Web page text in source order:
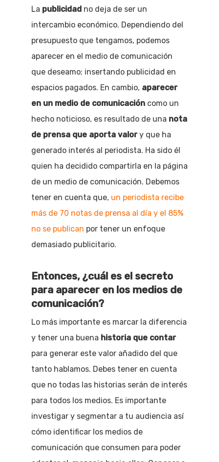
La publicidad no deja de ser un
intercambio económico. Dependiendo del
presupuesto que tengamos, podemos
aparecer en el medio de comunicación
que deseamo; insertando publicidad en
espacios pagados. En cambio, aparecer
en un medio de comunicación como un
hecho noticioso, es resultado de una nota
de prensa que aporta valory que ha
generado interés al periodista. Ha sido él
quien ha decidido compartirla en la página
de un medio de comunicación. Debemos
tener en cuenta que, un periodista recibe
más de 70 notas de prensa al día y el 85%
no se publican por tener un enfoque
demasiado publicitario.
Entonces, ¿cuál es el secreto
para aparecer en los medios de
comunicación?
Lo más importante es marcar la diferencia
y tener una buena historia que contar
para generar este valor añadido del que
tanto hablamos. Debes tener en cuenta
que no todas las historias serán de interés
para todos los medios. Es importante
investigar y segmentar a tu audiencia así
cómo identificar los medios de
comunicación que consumen para poder